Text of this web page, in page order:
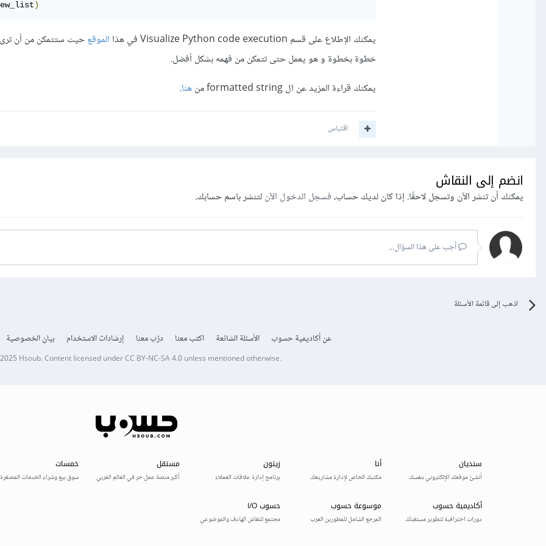
)
يمكنك الإطلاع على قسم Visualize Python code execution في هذا الموقعحيث ستتمكن من أن ترى
خطوة بخطوة و هو يعمل حتى تتمكن من فهمه بشكل أفضل.
يمكنك قراءة المزيد عن ال formatted string من
هنا.
اقتباس
انضم إلى النقاش
يمكنك أن تنشر الآن وتسجل لاحقًا. إذا كان لديك حساب،فسجل الدخول الآنلتنشر باسم حسابك.
أجب على هذا السؤال...
اذهب إلى قائمة الأسئلة
عن أكاديمية حسوب الأسئلة الشائعة اكتب معنا درّب معنا إرشادات الاستخدام بيان الخصوصية
Hsoub.Content licensed underCC BY-NC-SA 4.0unless mentioned otherwise.